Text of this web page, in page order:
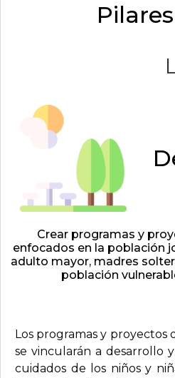
Crear programas y
enfocados en la población
adulto mayor, madres
población
Los programas y proyectos
se vincularán a desarrollo
cuidados de los niños y